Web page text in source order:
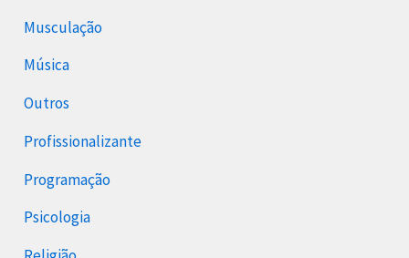
Musculação
Música
Outros
Profissionalizante
Programação
Psicologia